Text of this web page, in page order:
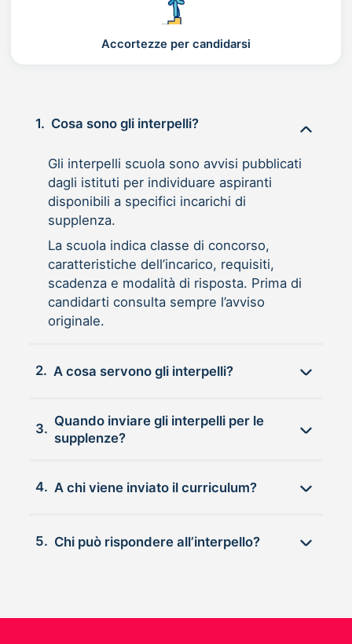
Accortezze per candidarsi
1. Cosa sono gli interpelli?
Gli interpelli scuola sono avvisi pubblicati
dagli istituti per individuare aspiranti
disponibili a specifici incarichi di
supplenza.
La scuola indica classe di concorso,
caratteristiche dell’incarico, requisiti,
scadenza e modalità di risposta. Prima di
candidarti consulta sempre l’avviso
originale.
2. A cosa servono gli interpelli?
3.
Quando inviare gli interpelli per le
supplenze?
4. A chi viene inviato il curriculum?
5. Chi può rispondere all’interpello?